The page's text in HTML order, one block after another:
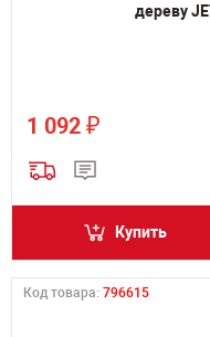
дереву
1 092 ₽
Купить
Код товара: 796615